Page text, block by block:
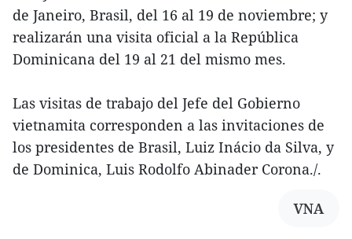
de Janeiro, Brasil, del 16 al 19 de noviembre; y
realizarán una visita oficial a la República
Dominicana del 19 al 21 del mismo mes.
Las visitas de trabajo del Jefe del Gobierno
vietnamita corresponden a las invitaciones de
los presidentes de Brasil, Luiz Inácio da Silva, y
de Dominica, Luis Rodolfo Abinader Corona./.
VNA